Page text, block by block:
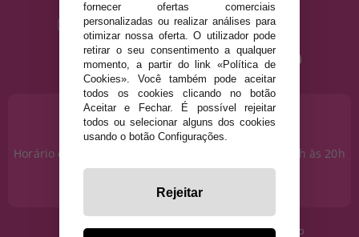
PRECISA DE AJUDA?
915 793 695
Horário de segunda a sexta das 10h às 14h e das 17h às 20h
info@disfracestuyyo.pt
· Quem somos · Condições de uso
fornecer ofertas comerciais
personalizadas ou realizar análises para
otimizar nossa oferta. O utilizador pode
retirar o seu consentimento a qualquer
momento, a partir do link «Política de
Cookies». Você também pode aceitar
todos os cookies clicando no botão
Aceitar e Fechar. É possível rejeitar
todos ou selecionar alguns dos cookies
usando o botão Configurações.
Rejeitar